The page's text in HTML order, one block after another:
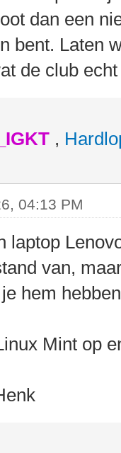
dan een
bent. Laten
de club
,
04:13 PM
laptop
van,
hem
Mint op